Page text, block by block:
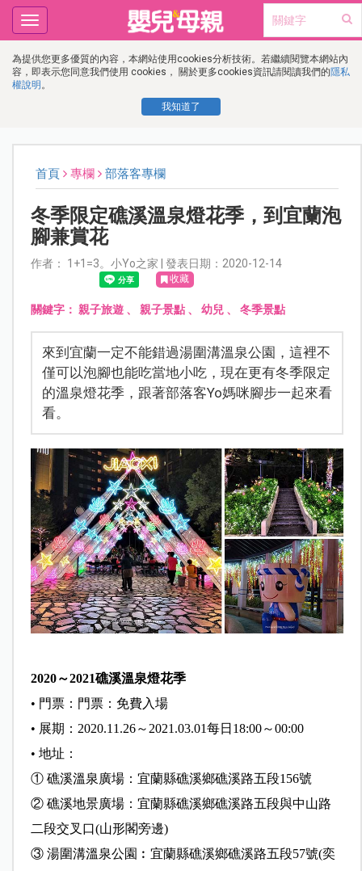
為提供您更多優質的內容，本網站使用cookies分析技術。若繼續閱覽本網站內
容，即表示您同意我們使用 cookies， 關於更多cookies資訊請閱讀我們的隱私
權說明 。
我知道了
Toggle
navigation
首頁 專欄 部落客專欄
冬季限定礁溪溫泉燈花季，到宜蘭泡
腳兼賞花
作者： 1+1=3。小Yo之家 | 發表日期：2020-12-14
收藏
關鍵字： 親子旅遊、 親子景點、 幼兒、 冬季景點
來到宜蘭一定不能錯過湯圍溝溫泉公園，這裡不
僅可以泡腳也能吃當地小吃，現在更有冬季限定
的溫泉燈花季，跟著部落客Yo媽咪腳步一起來看
看。
2020～2021礁溪溫泉燈花季
• 門票：門票：免費入場
• 展期：2020.11.26～2021.03.01每日18:00～00:00
• 地址：
① 礁溪溫泉廣場：宜蘭縣礁溪鄉礁溪路五段156號
② 礁溪地景廣場：宜蘭縣礁溪鄉礁溪路五段與中山路
二段交叉口(山形閣旁邊)
③ 湯圍溝溫泉公園︰宜蘭縣礁溪鄉礁溪路五段57號(奕